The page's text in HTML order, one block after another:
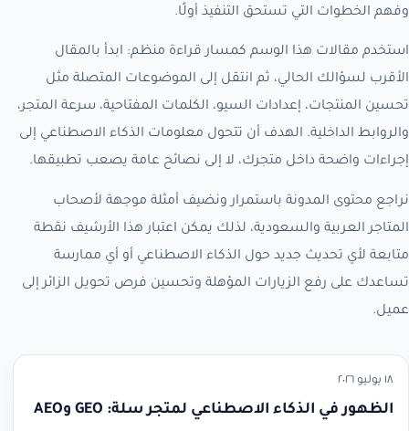
وفهم الخطوات التي تستحق التنفيذ أولًا.
استخدم مقالات هذا الوسم كمسار قراءة منظم: ابدأ بالمقال
الأقرب لسؤالك الحالي، ثم انتقل إلى الموضوعات المتصلة مثل
تحسين المنتجات، إعدادات السيو، الكلمات المفتاحية، سرعة المتجر،
والروابط الداخلية. الهدف أن تتحول معلومات الذكاء الاصطناعي إلى
إجراءات واضحة داخل متجرك، لا إلى نصائح عامة يصعب تطبيقها.
نراجع محتوى المدونة باستمرار ونضيف أمثلة موجهة لأصحاب
المتاجر العربية والسعودية، لذلك يمكن اعتبار هذا الأرشيف نقطة
متابعة لأي تحديث جديد حول الذكاء الاصطناعي أو أي ممارسة
تساعدك على رفع الزيارات المؤهلة وتحسين فرص تحويل الزائر إلى
عميل.
١٨ يوليو ٢٠٢٦
الظهور في الذكاء الاصطناعي لمتجر سلة: GEO وAEO